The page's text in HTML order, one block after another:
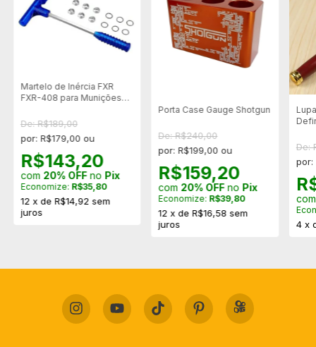
Martelo de Inércia FXR
FXR-408 para Munições
De: R$189,00
por: R$179,00 ou
R$143,20
com 20% OFFno Pix
Economize: R$35,80
12 xde R$14,92 sem
juros
Porta Case Gauge Shotgun
De: R$240,00
por: R$199,00 ou
R$159,20
com 20% OFFno Pix
Economize: R$39,80
12 xdeR$16,58 sem
juros
De:
por:
4 x